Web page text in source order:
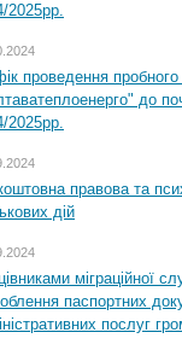
2025рр.
проведення
до
2025рр.
правова та
дій
міграційної
паспортних
послуг